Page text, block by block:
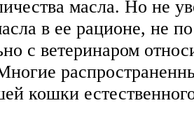
масла. Но не
в ее рационе, не
с ветеринаром
кошки